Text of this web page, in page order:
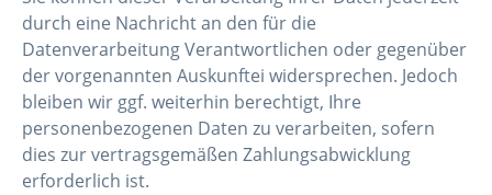
durch eine Nachricht an den für die
Datenverarbeitung Verantwortlichen oder gegenüber
der vorgenannten Auskunftei widersprechen. Jedoch
bleiben wir ggf. weiterhin berechtigt, Ihre
personenbezogenen Daten zu verarbeiten, sofern
dies zur vertragsgemäßen Zahlungsabwicklung
erforderlich ist.